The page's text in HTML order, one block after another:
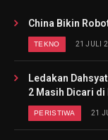
China Bikin
TEKNO 21 JULI
Ledakan
2 Masih Dicari di
PERISTIWA 21